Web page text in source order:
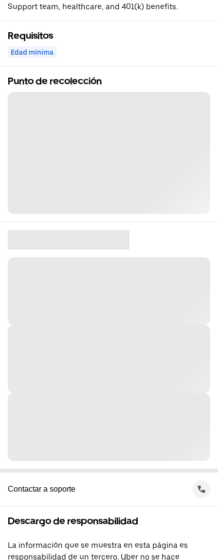
Support team, healthcare, and 401(k) benefits.
Requisitos
Edad mínima
Punto de recolección
Contactar a soporte
Descargo de responsabilidad
La información que se muestra en esta página es
responsabilidad de un tercero. Uber no se hace